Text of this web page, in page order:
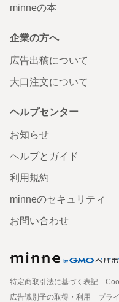
minneの本
企業の方へ
広告出稿について
大口注文について
ヘルプセンター
お知らせ
ヘルプとガイド
利用規約
minneのセキュリティ
お問い合わせ
特定商取引法に基づく表記
広告識別子の取得・利用
プラ